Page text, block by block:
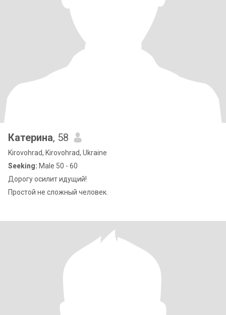
Катерина, 58
Kirovohrad, Kirovohrad, Ukraine
Seeking: Male 50 - 60
Дорогу осилит идущий!
Простой не сложный человек.